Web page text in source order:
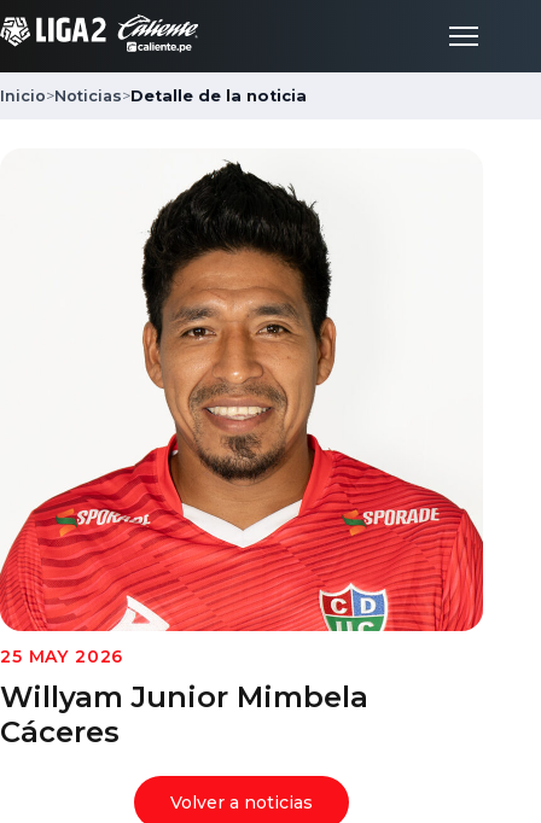
Noticias
Documentos
Inicio>Noticias>Detalle de la noticia
25 MAY 2026
Willyam Junior Mimbela
Cáceres
Volver a noticias